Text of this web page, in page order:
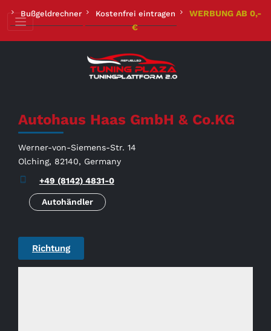
Inhalt
springen
Bußgeldrechner Kostenfrei eintragen
WERBUNG AB 0,-
€
Autohaus Haas GmbH & Co.KG
Werner-von-Siemens-Str. 14
Olching, 82140, Germany
+49 (8142) 4831-0
Autohändler
Richtung